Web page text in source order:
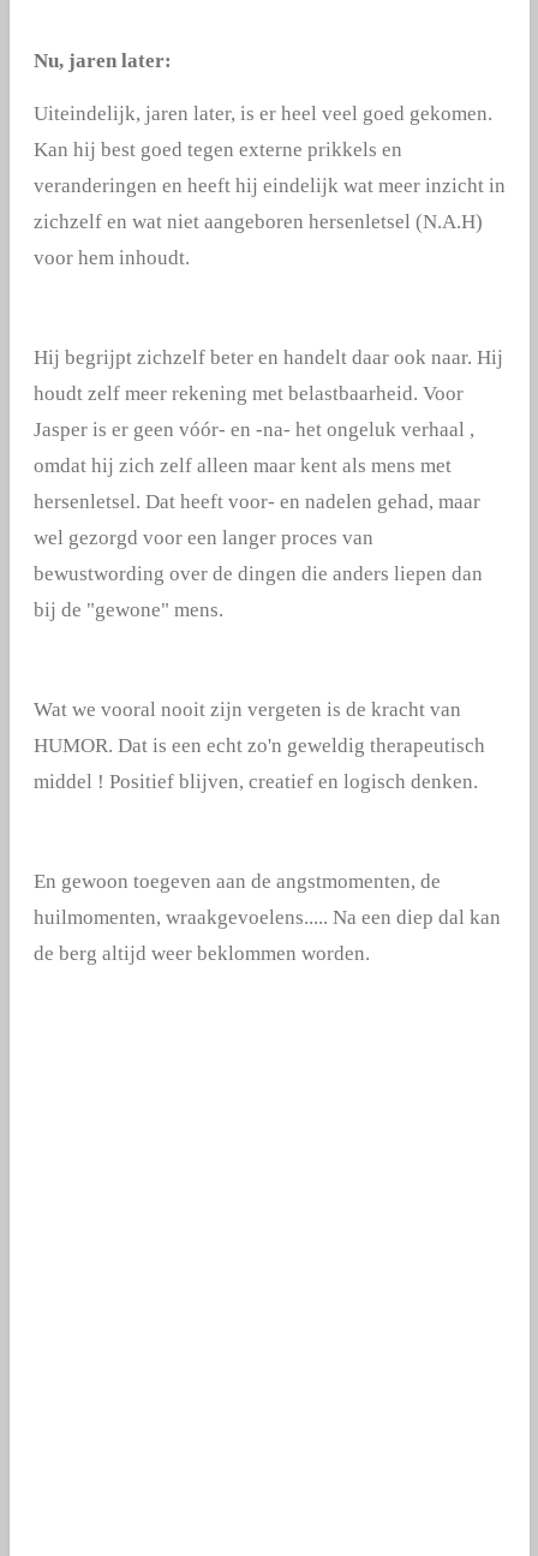
Nu, jaren later:
Uiteindelijk, jaren later, is er heel veel goed gekomen.
Kan hij best goed tegen externe prikkels en
veranderingen en heeft hij eindelijk wat meer inzicht in
zichzelf en wat niet aangeboren hersenletsel (N.A.H)
voor hem inhoudt.
Hij begrijpt zichzelf beter en handelt daar ook naar. Hij
houdt zelf meer rekening met belastbaarheid. Voor
Jasper is er geen vóór- en -na- het ongeluk verhaal ,
omdat hij zich zelf alleen maar kent als mens met
hersenletsel. Dat heeft voor- en nadelen gehad, maar
wel gezorgd voor een langer proces van
bewustwording over de dingen die anders liepen dan
bij de "gewone" mens.
Wat we vooral nooit zijn vergeten is de kracht van
HUMOR. Dat is een echt zo'n geweldig therapeutisch
middel ! Positief blijven, creatief en logisch denken.
En gewoon toegeven aan de angstmomenten, de
huilmomenten, wraakgevoelens..... Na een diep dal kan
de berg altijd weer beklommen worden.